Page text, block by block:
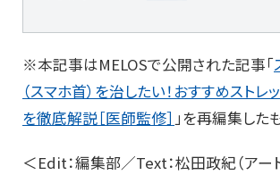
※本記事はMELOSで公開された記事「
（スマホ首）を治したい！おすすめストレ
を徹底解説［医師監修］ 」を再編集した
＜Edit：編集部／Text：松田政紀（アー